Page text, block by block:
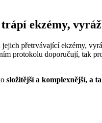
ekzémy,
přetrvávající ekzémy,
protokolu doporučují, tak
složitější a komplexnější, a